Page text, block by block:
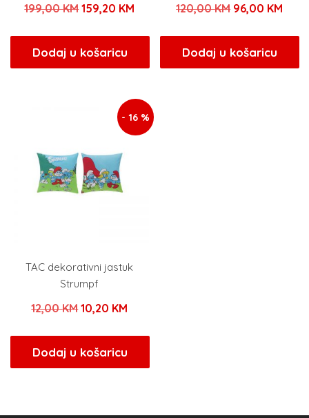
199,00KMIzvorna
bila
je:
159,20 KM Trenutna
159,20 KM.
Dodaj u košaricu
120,00KM Izvorna
bila
je:
96,00 KM
Dodaj u košaricu
- 16 %
TAC dekorativni jastuk
Strumpf
12,00KMIzvorna
bila
je:
10,20 KM
10,20 KM.
Dodaj u košaricu